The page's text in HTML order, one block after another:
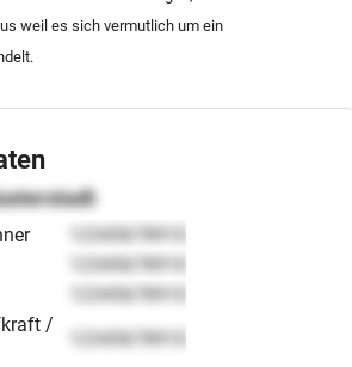
Euro bewegen, wobei die
AG als Voraussetzung für die
weil es sich vermutlich um ein
12345678910
12345678910
12345678910
/
12345678910